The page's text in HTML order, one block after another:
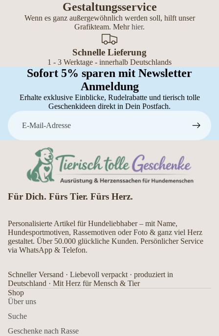
Gestaltungsservice
Wenn es ganz außergewöhnlich werden soll, hilft unser
Grafikteam. Mehrhier.
Schnelle Lieferung
1 - 3 Werktage - innerhalb Deutschlands
Sofort 5% sparen mit Newsletter
Anmeldung
Erhalte exklusive Einblicke, Rudelrabatte und tierisch tolle
Geschenkideen direkt in Dein Postfach.
E-Mail
Für Dich. Fürs Tier. Fürs Herz.
Personalisierte Artikel für Hundeliebhaber – mit Name,
Hundesportmotiven, Rassemotiven oder Foto & ganz viel Herz
gestaltet. Über 50.000 glückliche Kunden. Persönlicher Service
via WhatsApp & Telefon.
Schneller Versand · Liebevoll verpackt · produziert in
Deutschland · Mit Herz für Mensch & Tier
Shop
Über uns
Suche
Geschenke nach Rasse